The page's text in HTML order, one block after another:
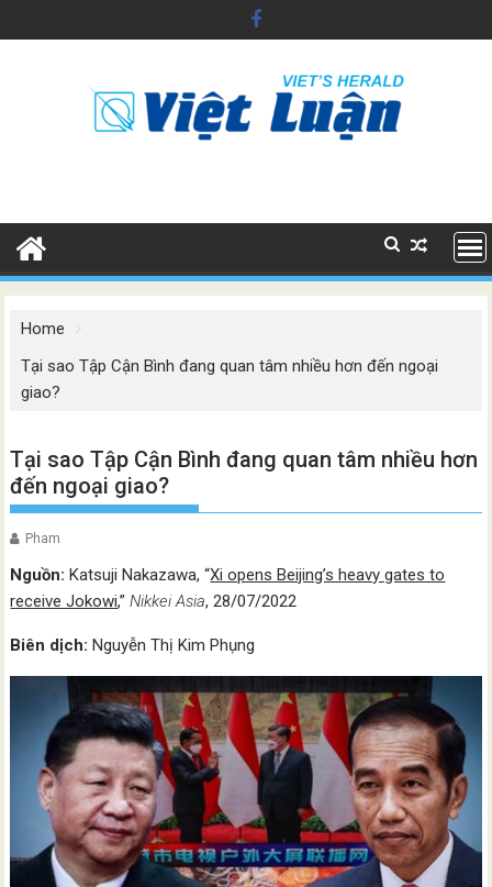
to
Home
Tại sao Tập Cận Bình đang quan tâm nhiều hơn đến ngoại
giao?
Tại sao Tập Cận Bình đang quan tâm nhiều hơn
đến ngoại giao?
Pham
Nguồn: Katsuji Nakazawa, “Xi opens Beijing’s heavy gates to
receive Jokowi,”Nikkei Asia, 28/07/2022
Biên dịch: Nguyễn Thị Kim Phụng